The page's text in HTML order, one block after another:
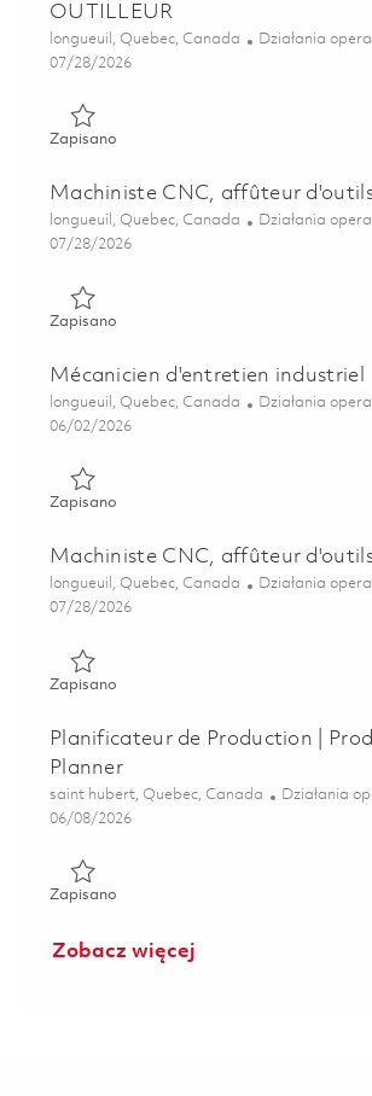
OUTILLEUR
Lokalizacja
longueuil, Quebec, Canada Kategoria
Działania
Posted Date
07/28/2026
ZapisanoZapisano OUTILLEUR 01842772
Machiniste CNC, affûteur
Lokalizacja
longueuil, Quebec, Canada Kategoria
Działania
Posted Date
07/28/2026
ZapisanoZapisano Machiniste CNC, affûteur
Mécanicien d'entretien industriel
Lokalizacja
longueuil, Quebec, Canada Kategoria
Działania
Posted Date
06/02/2026
ZapisanoZapisano Mécanicien d'entretien
Machiniste CNC, affûteur
Lokalizacja
longueuil, Quebec, Canada Kategoria
Działania
Posted Date
07/28/2026
ZapisanoZapisano Machiniste CNC, affûteur
Planificateur de Production |
Planner
Lokalizacja
saint hubert, Quebec, Canada Kategoria
Działania
Posted Date
06/08/2026
ZapisanoZapisano Planificateur de
Zobacz więcej